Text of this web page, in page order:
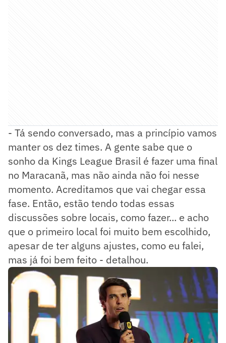
- Tá sendo conversado, mas a princípio vamos
manter os dez times. A gente sabe que o
sonho da Kings League Brasil é fazer uma final
no Maracanã, mas não ainda não foi nesse
momento. Acreditamos que vai chegar essa
fase. Então, estão tendo todas essas
discussões sobre locais, como fazer... e acho
que o primeiro local foi muito bem escolhido,
apesar de ter alguns ajustes, como eu falei,
mas já foi bem feito - detalhou.